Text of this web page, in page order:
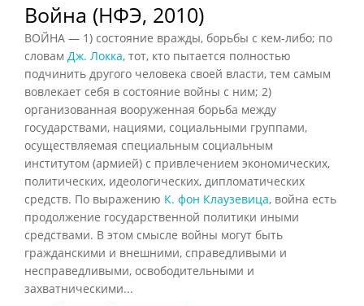
Война (НФЭ, 2010)
ВОЙНА — 1) состояние вражды, борьбы с кем-либо; по
словам Дж. Локка, тот, кто пытается полностью
подчинить другого человека своей власти, тем самым
вовлекает себя в состояние войны с ним; 2)
организованная вооруженная борьба между
государствами, нациями, социальными группами,
осуществляемая специальным социальным
институтом (армией) с привлечением экономических,
политических, идеологических, дипломатических
средств. По выражению К. фон Клаузевица, война есть
продолжение государственной политики иными
средствами. В этом смысле войны могут быть
гражданскими и внешними, справедливыми и
несправедливыми, освободительными и
захватническими...